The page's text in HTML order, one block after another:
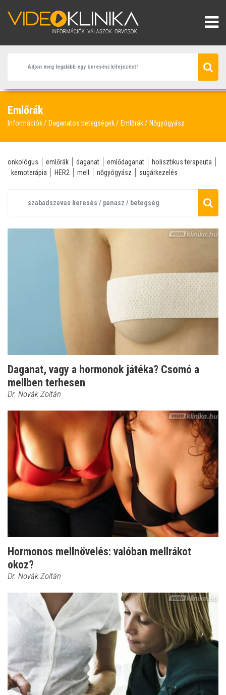
Emlőrák
Információk Daganatos betegségek Emlőrák Nőgyógyász
onkológus emlőrák daganat emlődaganat
holisztikus terapeuta
kemoterápia
HER2 mell nőgyógyász sugárkezelés
Daganat, vagy a hormonok játéka? Csomó a
mellben terhesen
Dr. Novák Zoltán
Hormonos mellnövelés: valóban mellrákot
okoz?
Dr. Novák Zoltán